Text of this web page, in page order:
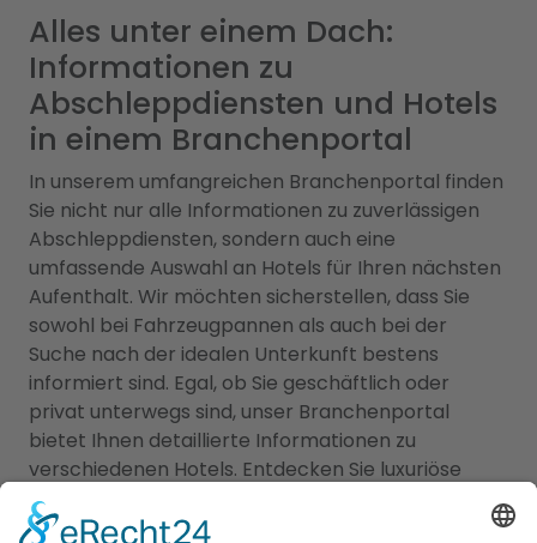
Alles unter einem Dach:
Informationen zu
Abschleppdiensten und Hotels
in einem Branchenportal
In unserem umfangreichen Branchenportal finden
Sie nicht nur alle Informationen zu zuverlässigen
Abschleppdiensten, sondern auch eine
umfassende Auswahl an Hotels für Ihren nächsten
Aufenthalt. Wir möchten sicherstellen, dass Sie
sowohl bei Fahrzeugpannen als auch bei der
Suche nach der idealen Unterkunft bestens
informiert sind. Egal, ob Sie geschäftlich oder
privat unterwegs sind, unser Branchenportal
bietet Ihnen detaillierte Informationen zu
verschiedenen Hotels. Entdecken Sie luxuriöse
Hotels, gemütliche Bed & Breakfasts,
budgetfreundliche Unterkünfte und vieles mehr.